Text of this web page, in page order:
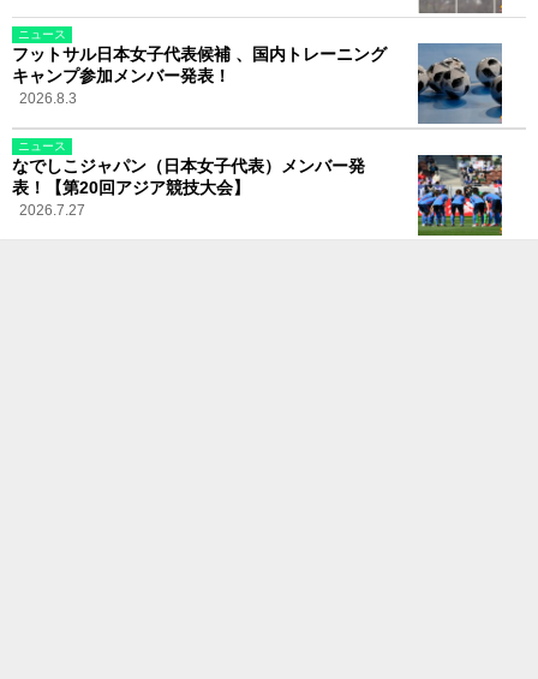
ニュース
フットサル日本女子代表候補 、国内トレーニング
キャンプ参加メンバー発表！
2026.8.3
ニュース
なでしこジャパン（日本女子代表）メンバー発
表！【第20回アジア競技大会】
2026.7.27